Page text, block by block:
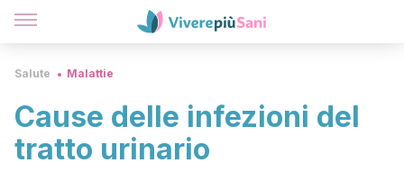
Salute Malattie
Cause delle infezioni del
tratto urinario